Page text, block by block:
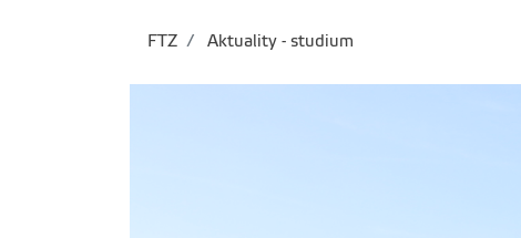
FTZ Aktuality - studium